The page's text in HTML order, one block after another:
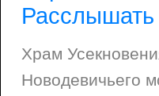
Храм
Новодевичьего